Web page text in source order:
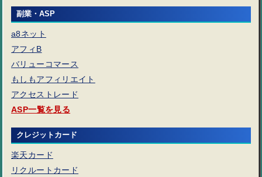
副業・ASP
a8ネット
アフィB
バリューコマース
もしもアフィリエイト
アクセストレード
ASP一覧を見る
クレジットカード
楽天カード
リクルートカード